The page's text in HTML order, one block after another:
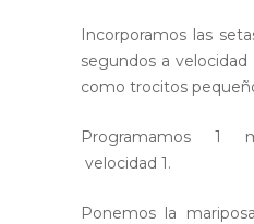
Incorporamos las
segundos a
como trocitos
Programamos 1
velocidad 1.
Ponemos la